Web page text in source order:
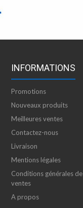
INFORMATIONS
Promotions
Nouveaux produits
Meilleures ventes
Contactez-nous
Livraison
Mentions légales
Conditions générales de
ventes
A propos